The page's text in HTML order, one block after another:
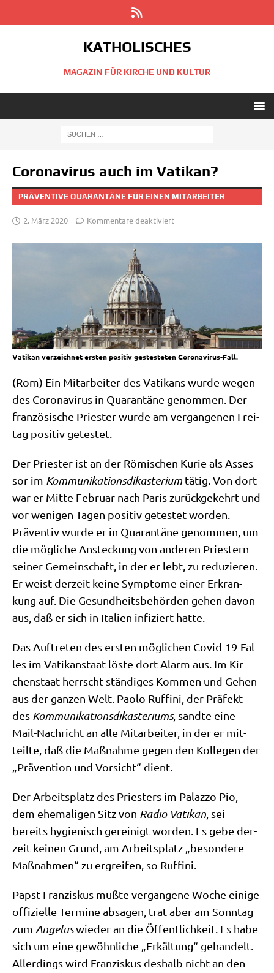
KATHOLISCHES
MAGAZIN FÜR KIRCHE UND KULTUR
Coronavirus auch im Vatikan?
PRÄVENTIVE QUARANTÄNE FÜR EINEN MITARBEITER
2. März 2020 Kommentare deaktiviert
Vatikan verzeichnet ersten positiv gestesteten Coronavirus-Fall.
(Rom) Ein Mit­ar­bei­ter des Vati­kans wur­de wegen
des Coro­na­vi­rus in Qua­ran­tä­ne genom­men. Der
fran­zö­si­sche Prie­ster wur­de am ver­gan­ge­nen Frei­
tag posi­tiv getestet.
Der Prie­ster ist an der Römi­schen Kurie als Asses­
sor im Kom­mu­ni­ka­ti­ons­dik­aste­ri­um tätig. Von dort
war er Mit­te Febru­ar nach Paris zurück­ge­kehrt und
vor weni­gen Tagen posi­tiv gete­stet wor­den.
Prä­ven­tiv wur­de er in Qua­ran­tä­ne genom­men, um
die mög­li­che Ansteckung von ande­ren Prie­stern
sei­ner Gemein­schaft, in der er lebt, zu redu­zie­ren.
Er weist der­zeit kei­ne Sym­pto­me einer Erkran­
kung auf. Die Gesund­heits­be­hör­den gehen davon
aus, daß er sich in Ita­li­en infi­ziert hatte.
Das Auf­tre­ten des ersten mög­li­chen Covid-19-Fal­
les im Vati­kan­staat löste dort Alarm aus. Im Kir­
chen­staat herrscht stän­di­ges Kom­men und Gehen
aus der gan­zen Welt. Pao­lo Ruf­fi­ni, der Prä­fekt
des Kom­mu­ni­ka­ti­ons­dik­aste­ri­ums, sand­te eine
Mail-Nach­richt an alle Mit­ar­bei­ter, in der er mit­
teil­te, daß die Maß­nah­me gegen den Kol­le­gen der
„Prä­ven­ti­on und Vor­sicht“ dient.
Der Arbeits­platz des Prie­sters im Palaz­zo Pio,
dem ehe­ma­li­gen Sitz von Radio Vati­kan, sei
bereits hygie­nisch gerei­nigt wor­den. Es gebe der­
zeit kei­nen Grund, am Arbeits­platz „beson­de­re
Maß­nah­men“ zu ergrei­fen, so Ruffini.
Papst Fran­zis­kus muß­te ver­gan­ge­ne Woche eini­ge
offi­zi­el­le Ter­mi­ne absa­gen, trat aber am Sonn­tag
zum Ange­luswie­der an die Öffent­lich­keit. Es habe
sich um eine gewöhn­li­che „Erkäl­tung“ gehan­delt.
Aller­dings wird Fran­zis­kus des­halb nicht an den